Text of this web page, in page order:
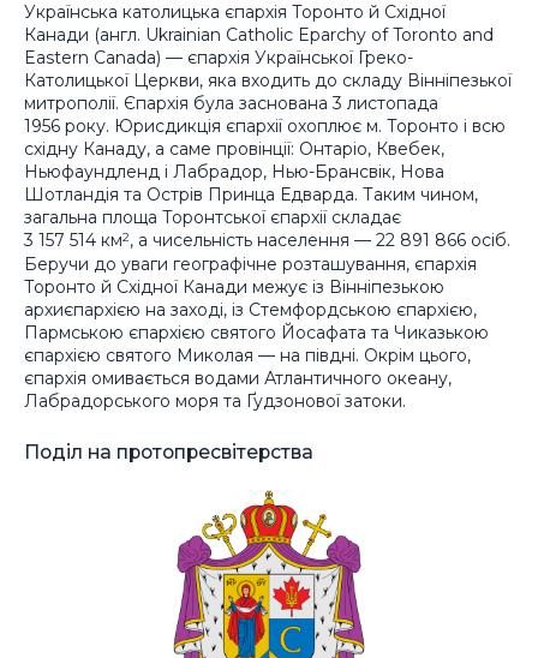
Українська католицька єпархія Торонто й Східної
Канади (англ. Ukrainian Catholic Eparchy of Toronto and
Eastern Canada) — єпархія Української Греко-
Католицької Церкви, яка входить до складу Вінніпезької
митрополії. Єпархія була заснована 3 листопада
1956 року. Юрисдикція єпархії охоплює м. Торонто і всю
східну Канаду, а саме провінції: Онтаріо, Квебек,
Ньюфаундленд і Лабрадор, Нью-Брансвік, Нова
Шотландія та Острів Принца Едварда. Таким чином,
загальна площа Торонтської єпархії складає
3 157 514 км2, а чисельність населення — 22 891 866 осіб.
Беручи до уваги географічне розташування, єпархія
Торонто й Східної Канади межує із Вінніпезькою
архиєпархією на заході, із Стемфордською єпархією,
Пармською єпархією святого Йосафата та Чиказькою
єпархією святого Миколая — на півдні. Окрім цього,
єпархія омивається водами Атлантичного океану,
Лабрадорського моря та Ґудзонової затоки.
Поділ на протопресвітерства